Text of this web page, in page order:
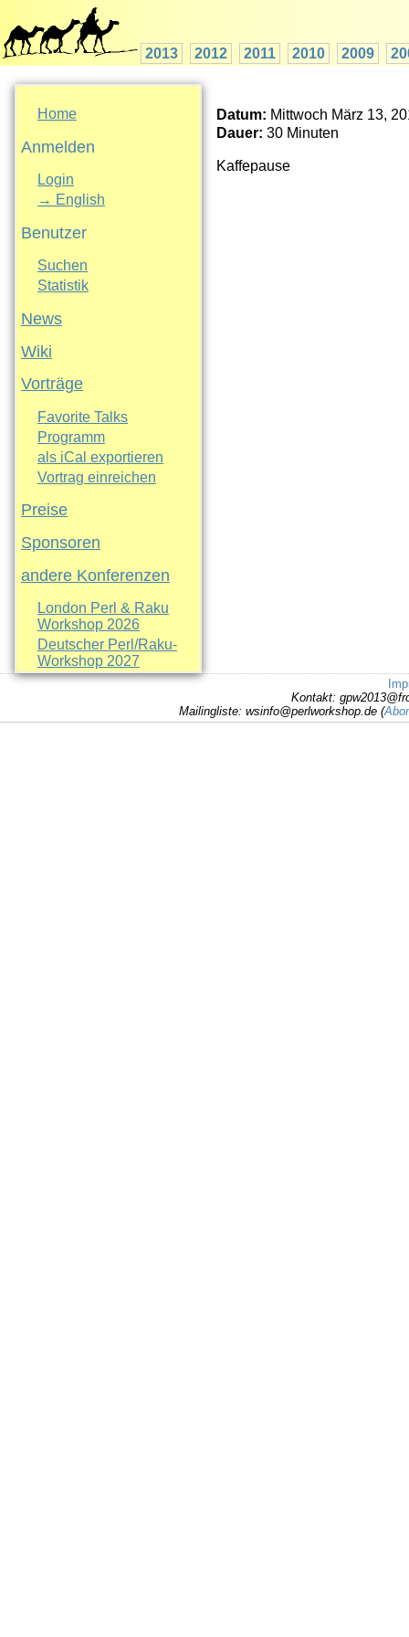
2013 2012 2011 2010 2009
Home
Anmelden
Login
→ English
Benutzer
Suchen
Statistik
News
Wiki
Vorträge
Favorite Talks
Programm
als iCal exportieren
Vortrag einreichen
Preise
Sponsoren
andere Konferenzen
London Perl & Raku
Workshop 2026
Deutscher Perl/Raku-
Workshop 2027
Datum: Mittwoch März 13,
Dauer: 30 Minuten
Kaffepause
Kontakt:
Mailingliste: wsinfo@perlworkshop.de (